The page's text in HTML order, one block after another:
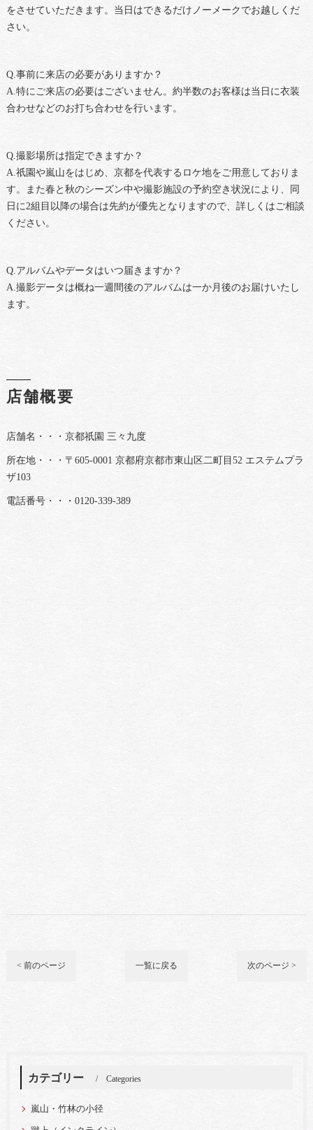
をさせていただきます。当日はできるだけノーメークでお越しくだ
さい。
Q.事前に来店の必要がありますか？
A.特にご来店の必要はございません。約半数のお客様は当日に衣装
合わせなどのお打ち合わせを行います。
Q.撮影場所は指定できますか？
A.祇園や嵐山をはじめ、京都を代表するロケ地をご用意しておりま
す。また春と秋のシーズン中や撮影施設の予約空き状況により、同
日に2組目以降の場合は先約が優先となりますので、詳しくはご相談
ください。
Q.アルバムやデータはいつ届きますか？
A.撮影データは概ね一週間後のアルバムは一か月後のお届けいたし
ます。
店舗概要
店舗名・・・京都祇園 三々九度
所在地・・・〒605-0001 京都府京都市東山区二町目52 エステムプラ
ザ103
電話番号・・・0120-339-389
< 前のページ 一覧に戻る 次のページ >
カテゴリー Categories
嵐山・竹林の小径